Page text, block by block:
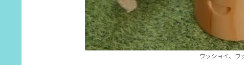
ワッショイ、ワ